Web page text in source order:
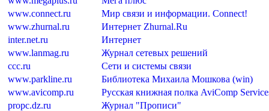
www.connect.ru
Мир связи и информации. Connect!
www.zhurnal.ru
Интернет Zhurnal.Ru
inter.net.ru
Интернет
www.lanmag.ru
Журнал сетевых решений
ccc.ru
Сети и системы связи
www.parkline.ru
Библиотека Михаила Мошкова (win)
www.avicomp.ru
Русская книжная полка AviComp
propc.dz.ru
Журнал "Прописи"